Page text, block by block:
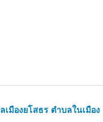
มืองยโสธร ตำบลในเมือง